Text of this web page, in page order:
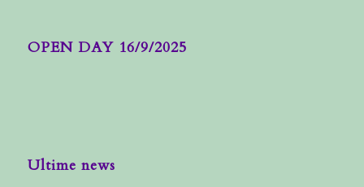
OPEN DAY 16/9/2025
Ultime news